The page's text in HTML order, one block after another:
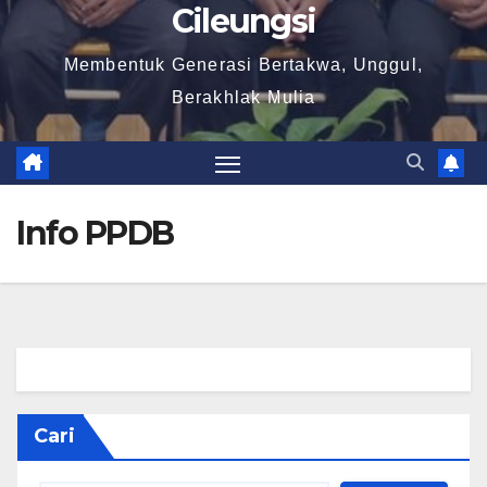
Cileungsi
Membentuk Generasi Bertakwa, Unggul,
Berakhlak Mulia
Info PPDB
Cari